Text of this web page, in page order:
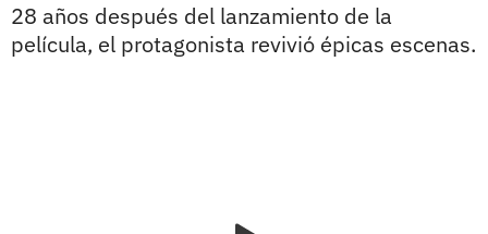
28 años después del lanzamiento de la
película, el protagonista revivió épicas escenas.